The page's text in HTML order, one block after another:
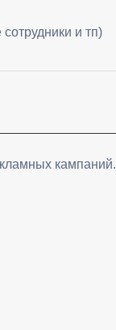
и тп)
кампаний.